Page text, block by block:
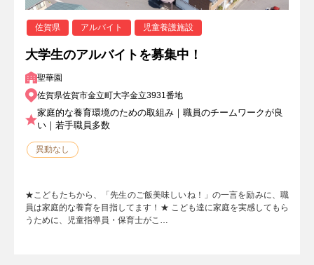
佐賀県 アルバイト 児童養護施設
大学生のアルバイトを募集中！
聖華園
佐賀県佐賀市金立町大字金立3931番地
家庭的な養育環境のための取組み｜職員のチームワークが良
い｜若手職員多数
異動なし
★こどもたちから、「先生のご飯美味しいね！」の一言を励みに、職
員は家庭的な養育を目指してます！★ こども達に家庭を実感してもら
うために、児童指導員・保育士がこ…